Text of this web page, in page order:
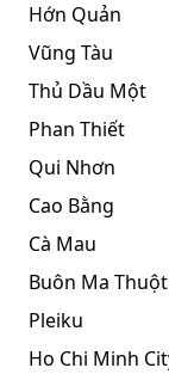
Hớn Quản
Vũng Tàu
Thủ Dầu Một
Phan Thiết
Qui Nhơn
Cao Bằng
Cà Mau
Buôn Ma Thuột
Pleiku
Ho Chi Minh